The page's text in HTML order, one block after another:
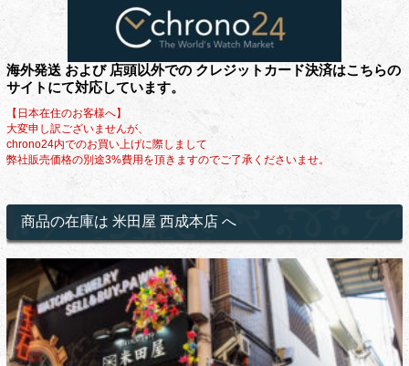
海外発送 および 店頭以外での クレジットカード決済はこちらの
サイトにて対応しています。
【日本在住のお客様へ】
大変申し訳ございませんが、
chrono24内でのお買い上げに際しまして
弊社販売価格の別途3%費用を頂きますのでご了承くださいませ。
商品の在庫は 米田屋 西成本店 へ